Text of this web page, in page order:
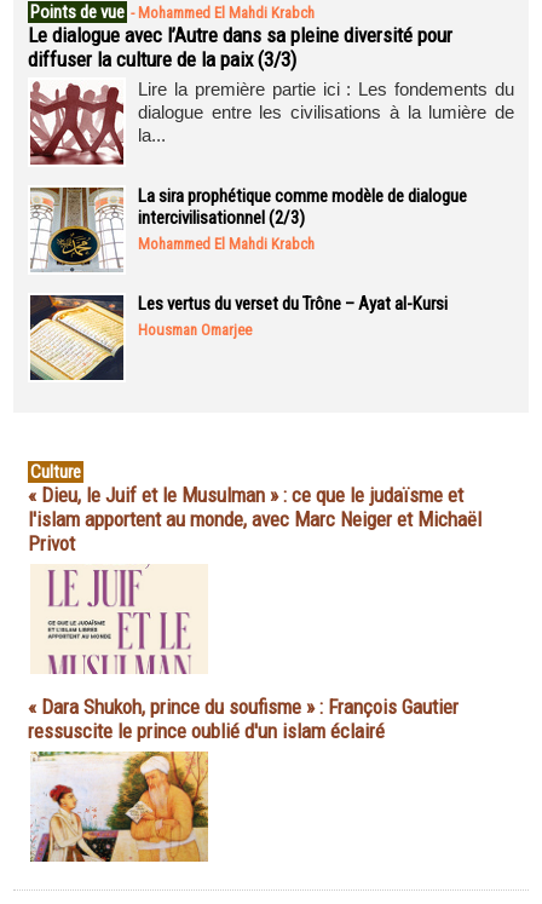
Points de vue - Mohammed El Mahdi Krabch
Le dialogue avec l’Autre dans sa pleine diversité pour
diffuser la culture de la paix (3/3)
Lire la première partie ici : Les fondements du
dialogue entre les civilisations à la lumière de
la...
La sira prophétique comme modèle de dialogue
intercivilisationnel (2/3)
Mohammed El Mahdi Krabch
Les vertus du verset du Trône – Ayat al-Kursi
Housman Omarjee
Culture
« Dieu, le Juif et le Musulman » : ce que le judaïsme et
l'islam apportent au monde, avec Marc Neiger et Michaël
Privot
« Dara Shukoh, prince du soufisme » : François Gautier
ressuscite le prince oublié d'un islam éclairé